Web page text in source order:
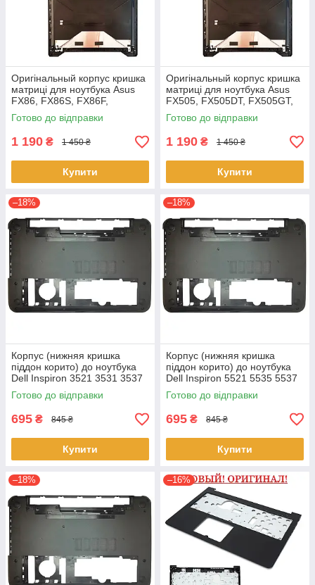
Оригінальный корпус кришка
матриці для ноутбука Asus
FX86, FX86S, FX86F,
FX86SF Series
Готово до відправки
1 190 ₴ 1 450 ₴
Купити
Оригінальный корпус кришка
матриці для ноутбука Asus
FX505, FX505DT, FX505GT,
FX505GE, FX505GD,
FX505DD
Готово до відправки
1 190 ₴ 1 450 ₴
Купити
–18%
Корпус (нижняя кришка
піддон корито) до ноутбука
Dell Inspiron 3521 3531 3537
(0YXMG9, AP0ZG000200)
Готово до відправки
695 ₴ 845 ₴
Купити
–18%
Корпус (нижняя кришка
піддон корито) до ноутбука
Dell Inspiron 5521 5535 5537
(0YXMG9, AP0ZG000200)
Готово до відправки
695 ₴ 845 ₴
Купити
–18% –16%